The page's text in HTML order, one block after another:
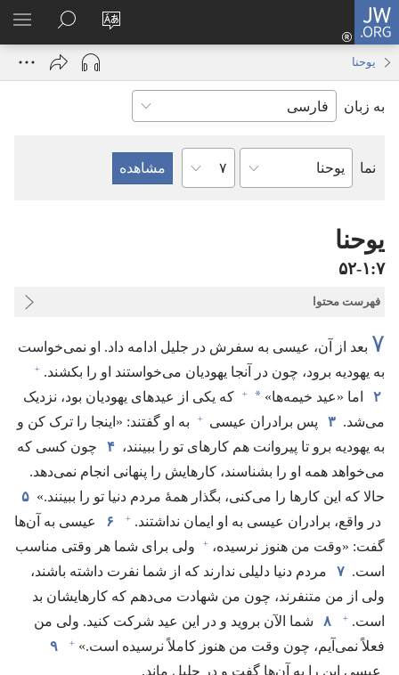
JW.ORG
زبان
سایت
را
ورود
باز
JW.ORG
جستجو
یوحنا
به زبان
نما
کتاب
مقدّس
فصل
یوحنا
۷‏:‏۱‏-‏۵۲
فهرست محتوا
۷ بعد از آن،‏ عیسی به سفرش در جلیل ادامه داد.‏ او نمی‌خواست
به یهودیه برود،‏ چون در آنجا یهودیان می‌خواستند او را بکشند.‏ +
۲ اما «عید خیمه‌ها»‏ *
+
که یکی از عیدهای یهودیان بود،‏ نزدیک
می‌شد.‏ ۳ پس برادران عیسی +
به او گفتند:‏ «اینجا را ترک کن و
به یهودیه برو تا پیروانت هم کارهای تو را ببینند،‏ ۴
چون کسی که
می‌خواهد همه او را بشناسند،‏ کارهایش را پنهانی انجام نمی‌دهد.‏
حالا که این کارها را می‌کنی،‏ بگذار همهٔ مردم دنیا تو را ببینند.‏» ۵
در واقع،‏ برادران عیسی به او ایمان نداشتند.‏ + ۶
عیسی به آن‌ها
گفت:‏ «وقت من هنوز نرسیده،‏ +
ولی برای شما هر وقتی مناسب
است.‏ ۷
مردم دنیا دلیلی ندارند که از شما نفرت داشته باشند،‏
ولی از من متنفرند،‏ چون من شهادت می‌دهم که کارهایشان بد
است.‏ + ۸
شما الآن بروید و در این عید شرکت کنید.‏ ولی من
فعلاً نمی‌آیم،‏ چون وقت من هنوز کاملاً نرسیده است.‏»‏ +
۹
عیسی این را به آن‌ها گفت و در جلیل ماند.‏